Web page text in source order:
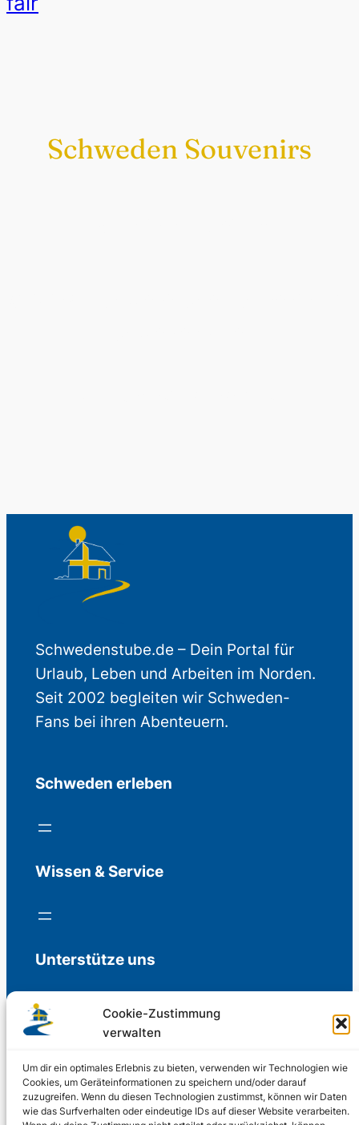
Cookie-Zustimmung
verwalten
Um dir ein optimales Erlebnis zu bieten, verwenden wir Technologien wie
Cookies, um Geräteinformationen zu speichern und/oder darauf
zuzugreifen. Wenn du diesen Technologien zustimmst, können wir Daten
wie das Surfverhalten oder eindeutige IDs auf dieser Website verarbeiten.
Schweden Souvenirs
Schwedenstube.de – Dein Portal für
Urlaub, Leben und Arbeiten im Norden.
Seit 2002 begleiten wir Schweden-
Fans bei ihren Abenteuern.
Schweden erleben
Wissen & Service
Unterstütze uns
Freiwillige Spenden für die Aufrechterhaltung
Support us